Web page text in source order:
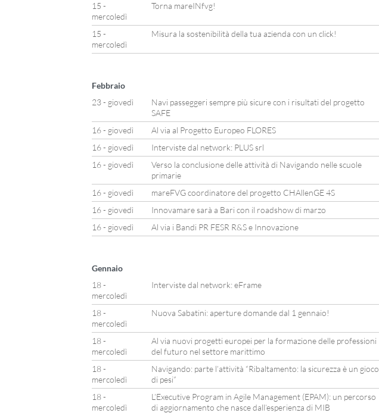
15 -
mercoledì
Torna mareINfvg!
15 -
mercoledì
Misura la sostenibilità della tua azienda con un click!
Febbraio
23 - giovedì
Navi passeggeri sempre più sicure con i risultati del progetto
SAFE
16 - giovedì
Al via al Progetto Europeo FLORES
16 - giovedì
Interviste dal network: PLUS srl
16 - giovedì
Verso la conclusione delle attività di Navigando nelle scuole
primarie
16 - giovedì
mareFVG coordinatore del progetto CHAllenGE 4S
16 - giovedì
Innovamare sarà a Bari con il roadshow di marzo
16 - giovedì
Al via i Bandi PR FESR R&S e Innovazione
Gennaio
18 -
mercoledì
Interviste dal network: eFrame
18 -
mercoledì
Nuova Sabatini: aperture domande dal 1 gennaio!
18 -
mercoledì
Al via nuovi progetti europei per la formazione delle professioni
del futuro nel settore marittimo
18 -
mercoledì
Navigando: parte l’attività “Ribaltamento: la sicurezza è un gioco
di pesi”
18 -
mercoledì
L’Executive Program in Agile Management (EPAM): un percorso
di aggiornamento che nasce dall’esperienza di MIB